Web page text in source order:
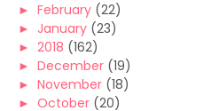
► February (22)
► January (23)
► 2018 (162)
► December (19)
► November (18)
► October (20)